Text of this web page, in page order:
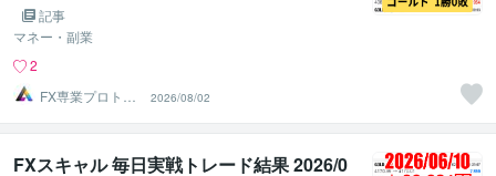
記事
マネー・副業
2
FX専業プロトレ
ーダーのAチーム
2026/08/02
FXスキャル 毎日実戦トレード結果 2026/0